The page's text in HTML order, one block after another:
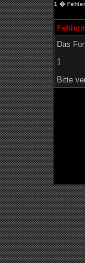
1 �
Das
1
Bitte